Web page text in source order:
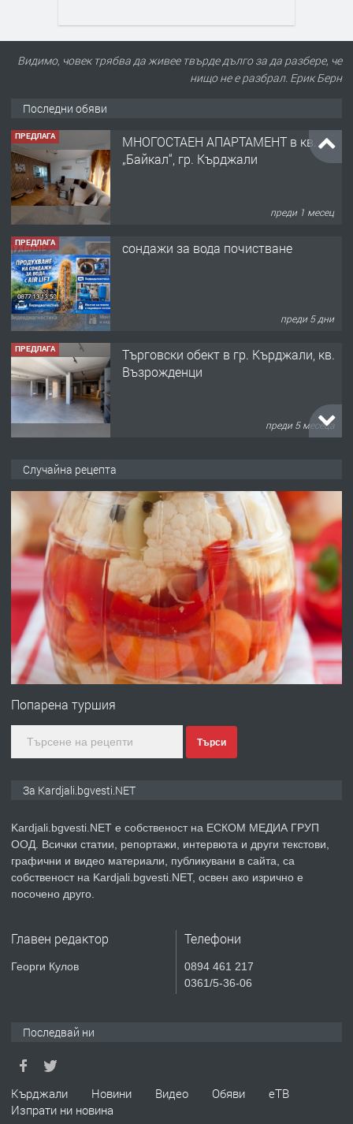
Видимо, човек трябва да живее твърде дълго за да разбере, че
нищо не е разбрал. Ерик Берн
Последни обяви
ПРЕДЛАГА
МНОГОСТАЕН АПАРТАМЕНТ в кв.
„Байкал“, гр. Кърджали
преди 1 месец
ПРЕДЛАГА сондажи за вода почистване
преди 5 дни
ПРЕДЛАГА
Tърговски обект в гр. Кърджали, кв.
Възрожденци
преди 5 месеца
преди 6 месеца
ПРЕДЛАГА
Заведение /ресторант, бистро/ в с.
Чакаларово, община Кирково
преди 7 месеца
ПРЕДЛАГА
Гараж под наем в супер център
на язовир Студен кладенец 331м2 |
преди 1 година
ПРЕДЛАГА
Курс
ПРЕДЛАГА
**Прекрасен имот за продажба в
Случайна рецепта
Попарена туршия
Търси
За Kardjali.bgvesti.NET
Kardjali.bgvesti.NET е собственост на ЕСКОМ МЕДИА ГРУП
ООД. Всички статии, репортажи, интервюта и други текстови,
графични и видео материали, публикувани в сайта, са
собственост на Kardjali.bgvesti.NET, освен ако изрично е
посочено друго.
Главен редактор
Георги Кулов
Телефони
0894 461 217
0361/5-36-06
Последвай ни
Кърджали Новини Видео Обяви
еТВ
Изпрати ни новина